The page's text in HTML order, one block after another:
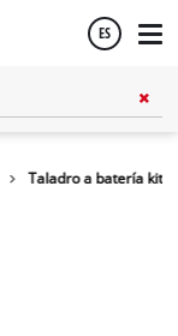
ES
Taladro a batería kit